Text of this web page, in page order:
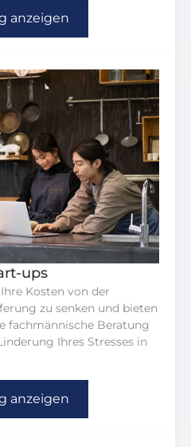
anzeigen
ups
Kosten von der
zu senken und bieten
fachmännische Beratung
Ihres Stresses in
anzeigen